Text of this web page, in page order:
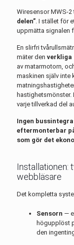
Wiresensor MWS-
delen”. I stället för
uppmätta signalen
En slirfri
mäter den verkliga
av matarmotorn,
maskinen själv inte
hastighetsmönster.
varje tillverkad del
Ingen
eftermonterbar
som gör det
Installationen:
webbläsare
Det kompletta
Sensorn —
högupplöst
den